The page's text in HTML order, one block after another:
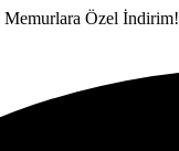
Memurlara Özel İndirim!